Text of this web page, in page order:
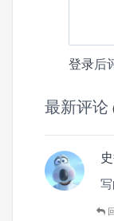
登录后
最新评论